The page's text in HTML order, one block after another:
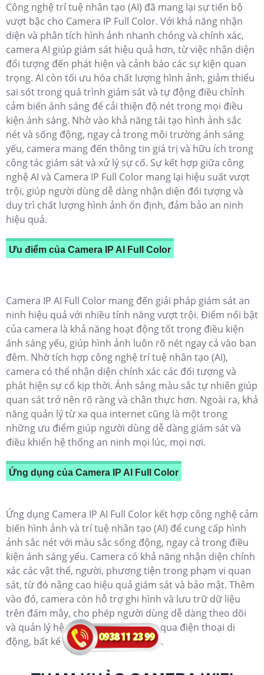
Công nghệ trí tuệ nhân tạo (AI) đã mang lại sự tiến bộ
vượt bậc cho Camera IP Full Color. Với khả năng nhận
diện và phân tích hình ảnh nhanh chóng và chính xác,
camera AI giúp giám sát hiệu quả hơn, từ việc nhận diện
đối tượng đến phát hiện và cảnh báo các sự kiện quan
trọng. AI còn tối ưu hóa chất lượng hình ảnh, giảm thiểu
sai sót trong quá trình giám sát và tự động điều chỉnh
cảm biến ánh sáng để cải thiện độ nét trong mọi điều
kiện ánh sáng. Nhờ vào khả năng tái tạo hình ảnh sắc
nét và sống động, ngay cả trong môi trường ánh sáng
yếu, camera mang đến thông tin giá trị và hữu ích trong
công tác giám sát và xử lý sự cố. Sự kết hợp giữa công
nghệ AI và Camera IP Full Color mang lại hiệu suất vượt
trội, giúp người dùng dễ dàng nhận diện đối tượng và
duy trì chất lượng hình ảnh ổn định, đảm bảo an ninh
hiệu quả.
Ưu điểm của Camera IP AI Full Color
Camera IP AI Full Color mang đến giải pháp giám sát an
ninh hiệu quả với nhiều tính năng vượt trội. Điểm nổi bật
của camera là khả năng hoạt động tốt trong điều kiện
ánh sáng yếu, giúp hình ảnh luôn rõ nét ngay cả vào ban
đêm. Nhờ tích hợp công nghệ trí tuệ nhân tạo (AI),
camera có thể nhận diện chính xác các đối tượng và
phát hiện sự cố kịp thời. Ánh sáng màu sắc tự nhiên giúp
quan sát trở nên rõ ràng và chân thực hơn. Ngoài ra, khả
năng quản lý từ xa qua internet cũng là một trong
những ưu điểm giúp người dùng dễ dàng giám sát và
điều khiển hệ thống an ninh mọi lúc, mọi nơi.
Ứng dụng của Camera IP AI Full Color
Ứng dụng Camera IP AI Full Color kết hợp công nghệ cảm
biến hình ảnh và trí tuệ nhân tạo (AI) để cung cấp hình
ảnh sắc nét với màu sắc sống động, ngay cả trong điều
kiện ánh sáng yếu. Camera có khả năng nhận diện chính
xác các vật thể, người, phương tiện trong phạm vi quan
sát, từ đó nâng cao hiệu quả giám sát và bảo mật. Thêm
vào đó, camera còn hỗ trợ ghi hình và lưu trữ dữ liệu
trên đám mây, cho phép người dùng dễ dàng theo dõi
và quản lý hệ thống an ninh thông qua điện thoại di
động, bất kể thời gian hay địa điểm.